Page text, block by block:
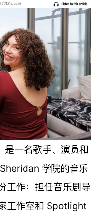
一名歌手、演员和
学院的音乐
工作：担任音乐剧导
工作室和 Spotlight